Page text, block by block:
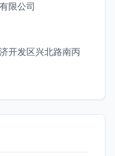
限公司
开发区兴北路南丙